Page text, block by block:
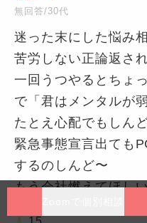
無回答/30代
迷った末にした悩み
苦労しない正論返さ
一回うつやるとちょ
で「君はメンタルが
たとえ心配でもしん
緊急事態宣言出ても
するのしんど〜
もう会社燃えてほし